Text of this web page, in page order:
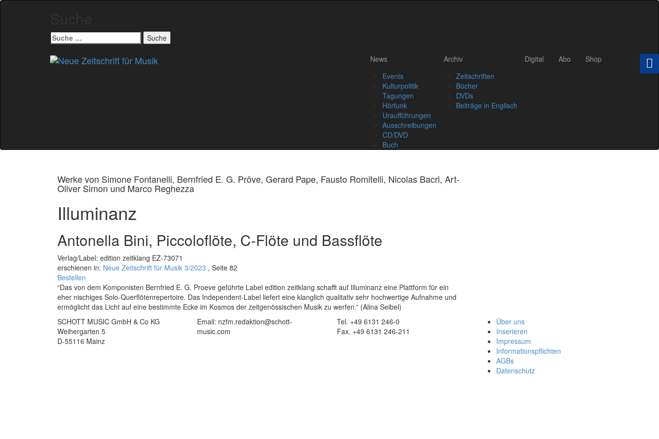
Suche
nach:
News
Events
Kulturpolitik
Tagungen
Hörfunk
Uraufführungen
Ausschreibungen
CD/DVD
Buch
Archiv
Zeitschriften
Bücher
DVDs
Beiträge in Englisch
Digital Abo Shop
Werke von Simone Fontanelli, Bernfried E. G. Pröve, Gerard Pape, Fausto Romitelli, Nicolas Bacri, Art-
Oliver Simon und Marco Reghezza
Illuminanz
Antonella Bini, Piccoloflöte, C-Flöte und Bassflöte
Verlag/Label: edition zeitklang EZ-73071
erschienen in: Neue Zeitschrift für Musik 3/2023 , Seite 82
Bestellen
“Das von dem Komponisten Bernfried E. G. Proeve geführte Label edition zeitklang schafft auf Illuminanz eine Plattform für ein
eher nischiges Solo-Querflötenrepertoire. Das Independent-Label liefert eine klanglich qualitativ sehr hochwertige Aufnahme und
ermöglicht das Licht auf eine bestimmte Ecke im Kosmos der zeitgenössischen Musik zu werfen.” (Alina Seibel)
SCHOTT MUSIC GmbH & Co KG
Weihergarten 5
D-55116 Mainz
Email: nzfm.redaktion@schott-
music.com
Tel. +49 6131 246-0
Fax. +49 6131 246-211
Über uns
Inserieren
Impressum
Informationspflichten
AGBs
Datenschutz